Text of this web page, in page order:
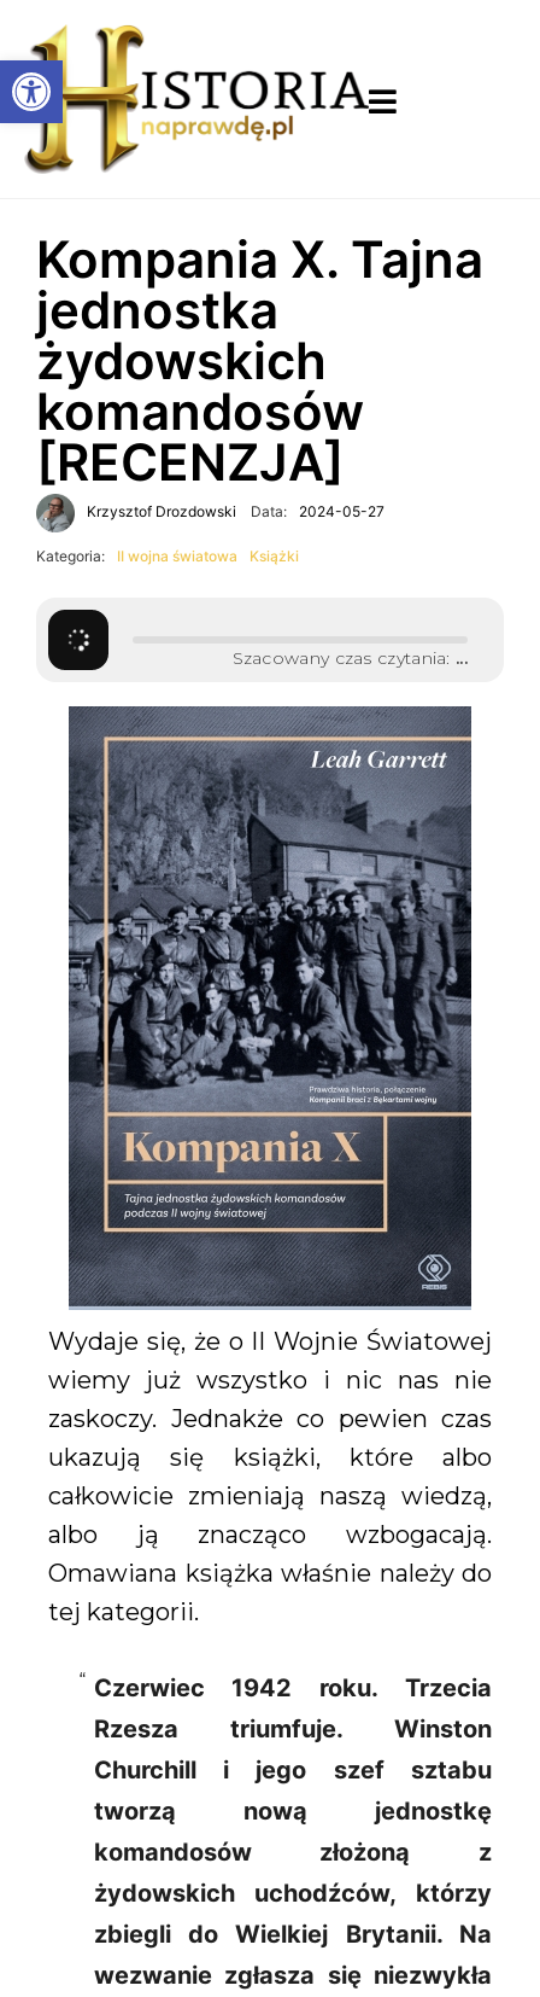
Otwórz pasek narzędzi
Kompania X. Tajna
jednostka
żydowskich
komandosów
[RECENZJA]
Krzysztof Drozdowski Data: 2024-05-27
Kategoria: II wojna światowa Książki
Szacowany czas czytania: ...
Wydaje się, że o II Wojnie Światowej
wiemy już wszystko i nic nas nie
zaskoczy. Jednakże co pewien czas
ukazują się książki, które albo
całkowicie zmieniają naszą wiedzą,
albo ją znacząco wzbogacają.
Omawiana książka właśnie należy do
tej kategorii.
Czerwiec 1942 roku. Trzecia
Rzesza triumfuje. Winston
Churchill i jego szef sztabu
tworzą nową jednostkę
komandosów złożoną z
żydowskich uchodźców, którzy
zbiegli do Wielkiej Brytanii. Na
wezwanie zgłasza się niezwykła